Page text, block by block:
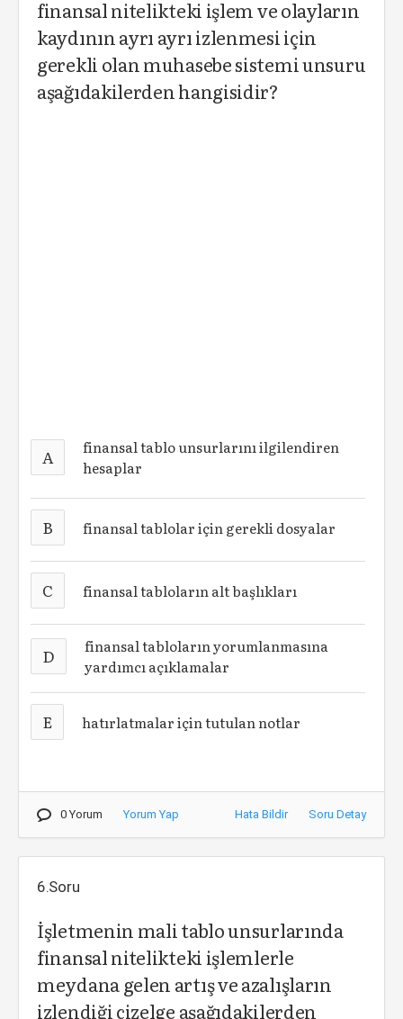
finansal nitelikteki işlem ve olayların
kaydının ayrı ayrı izlenmesi için
gerekli olan muhasebe sistemi unsuru
aşağıdakilerden hangisidir?
A
finansal tablo unsurlarını ilgilendiren
hesaplar
B finansal tablolar için gerekli dosyalar
C finansal tabloların alt başlıkları
D
finansal tabloların yorumlanmasına
yardımcı açıklamalar
E hatırlatmalar için tutulan notlar
0 Yorum Yorum Yap Hata Bildir Soru Detay
6.Soru
İşletmenin mali tablo unsurlarında
finansal nitelikteki işlemlerle
meydana gelen artış ve azalışların
izlendiği çizelge aşağıdakilerden